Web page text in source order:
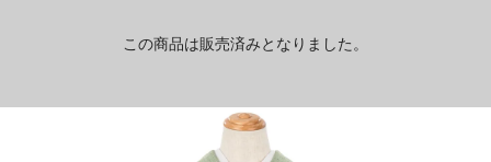
この商品は販売済みとなりました。